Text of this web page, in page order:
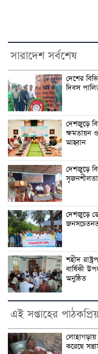
সারাদেশ সর্বশেষ
দেশের
দিবস
দেশজুড়ে
ক্ষমতায়ন
আহ্বান
দেশজুড়ে
দেশজুড়ে
শহীদ
বার্ষিকী
অনুষ্ঠিত
এই সপ্তাহের
করেছে